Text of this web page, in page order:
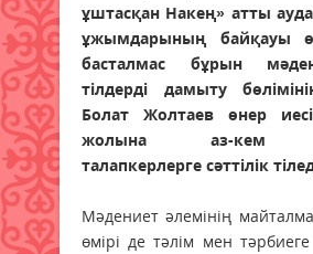
ұштасқан Накең» атты
ұжымдарының байқауы
басталмас бұрын
тілдерді дамыту
Болат Жолтаев өнер
жолына аз-кем
талапкерлерге сәттілік
Мәдениет әлемінің
өмірі де тәлім мен